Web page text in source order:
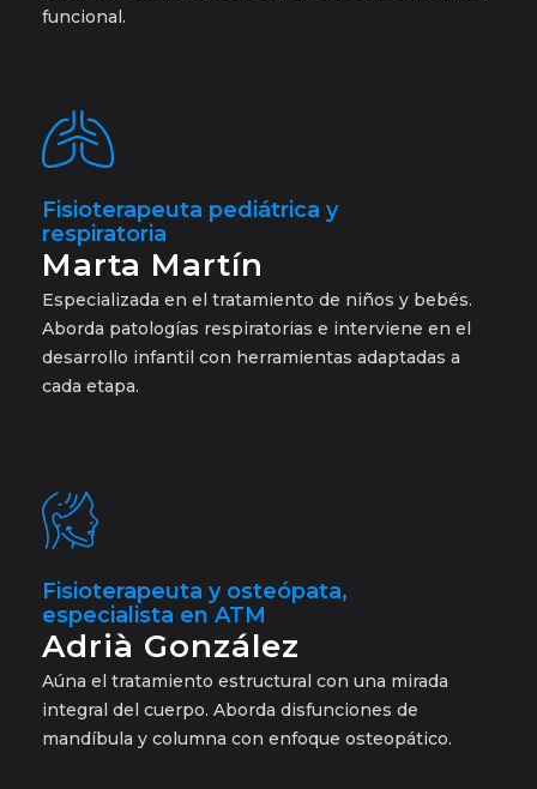
funcional.
Fisioterapeuta pediátrica y
respiratoria
Marta Martín
Especializada en el tratamiento de niños y bebés.
Aborda patologías respiratorias e interviene en el
desarrollo infantil con herramientas adaptadas a
cada etapa.
Fisioterapeuta y osteópata,
especialista en ATM
Adrià González
Aúna el tratamiento estructural con una mirada
integral del cuerpo. Aborda disfunciones de
mandíbula y columna con enfoque osteopático.